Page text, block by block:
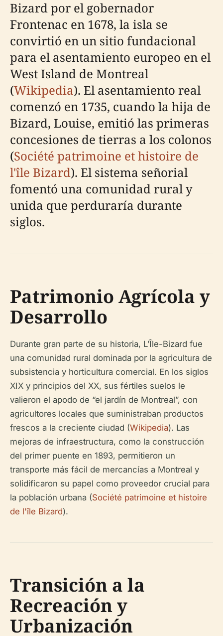
Bizard por el gobernador
Frontenac en 1678, la isla se
convirtió en un sitio fundacional
para el asentamiento europeo en el
West Island de Montreal
(Wikipedia). El asentamiento real
comenzó en 1735, cuando la hija de
Bizard, Louise, emitió las primeras
concesiones de tierras a los colonos
(Société patrimoine et histoire de
l'île Bizard). El sistema señorial
fomentó una comunidad rural y
unida que perduraría durante
siglos.
Patrimonio Agrícola y
Desarrollo
Durante gran parte de su historia, L’Île-Bizard fue
una comunidad rural dominada por la agricultura de
subsistencia y horticultura comercial. En los siglos
XIX y principios del XX, sus fértiles suelos le
valieron el apodo de “el jardín de Montreal”, con
agricultores locales que suministraban productos
frescos a la creciente ciudad (Wikipedia). Las
mejoras de infraestructura, como la construcción
del primer puente en 1893, permitieron un
transporte más fácil de mercancías a Montreal y
solidificaron su papel como proveedor crucial para
la población urbana (Société patrimoine et histoire
de l'île Bizard).
Transición a la
Recreación y
Urbanización